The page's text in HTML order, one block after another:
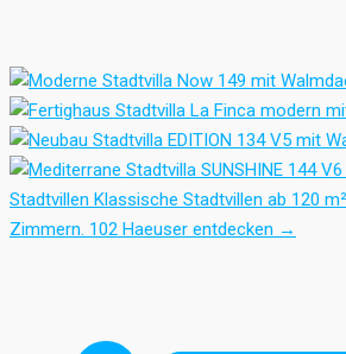
Stadtvillen Klassische Stadtvillen ab 120
Zimmern. 102 Haeuser entdecken →